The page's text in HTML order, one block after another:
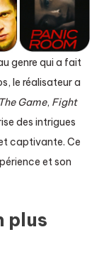
genre qui a fait
le réalisateur a
The Game, Fight
des intrigues
captivante. Ce
et son
plus